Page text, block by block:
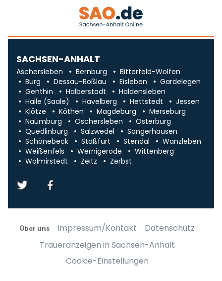
SACHSEN-ANHALT
Aschersleben Bernburg
Bitterfeld-Wolfen
Burg
Dessau-Roßlau Eisleben
Gardelegen
Genthin
Halberstadt
Haldensleben
Halle (Saale)
Havelberg Hettstedt
Jessen
Klötze
Köthen Magdeburg
Merseburg
Naumburg
Oschersleben
Osterburg
Quedlinburg
Salzwedel
Sangerhausen
Schönebeck
Staßfurt Stendal
Wanzleben
Weißenfels
Wernigerode
Wittenberg
Wolmirstedt
Zeitz Zerbst
Über uns Impressum/Kontakt
Datenschutz
Traueranzeigen in Sachsen-Anhalt
Cookie-Einstellungen